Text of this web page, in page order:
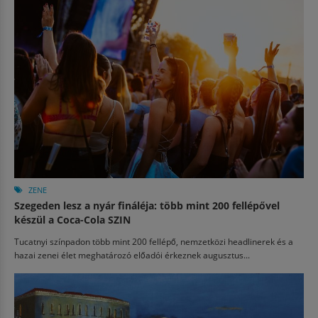
ZENE
Szegeden lesz a nyár fináléja: több mint 200 fellépővel
készül a Coca-Cola SZIN
Tucatnyi színpadon több mint 200 fellépő, nemzetközi headlinerek és a
hazai zenei élet meghatározó előadói érkeznek augusztus...